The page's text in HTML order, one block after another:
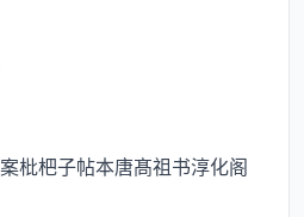
杷子帖本唐髙祖书淳化阁